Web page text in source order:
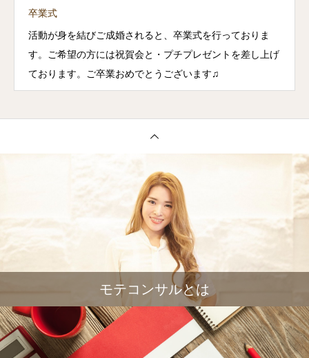
卒業式
活動が身を結びご成婚されると、卒業式を行っておりま
す。ご希望の方には祝賀会と・プチプレゼントを差し上げ
ております。ご卒業おめでとうございます♫
モテコンサルとは